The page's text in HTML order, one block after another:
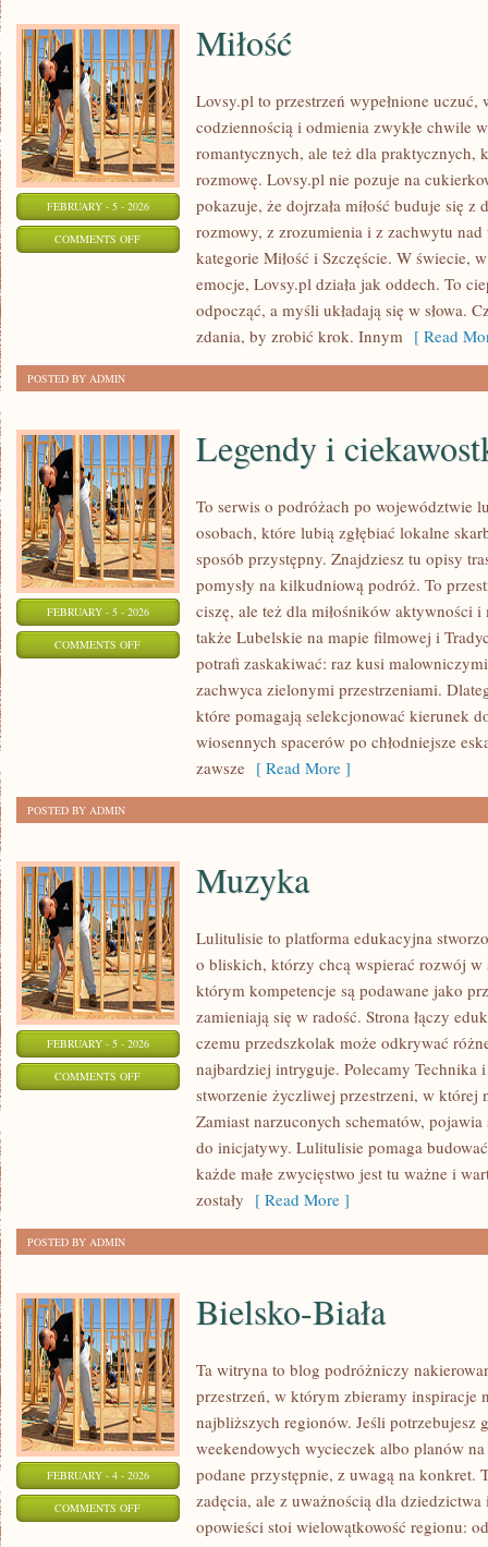
FEBRUARY - 5 - 2026
COMMENTS OFFON
Miłość
Lovsy.pl to przestrzeń wypełnione
codziennością i odmienia zwykłe chwile
romantycznych, ale też dla praktycznych,
rozmowę. Lovsy.pl nie pozuje na
pokazuje, że dojrzała miłość buduje się
rozmowy, z zrozumienia i z zachwytu
kategorie Miłość i Szczęście. W świecie,
emocje, Lovsy.pl działa jak oddech. To
odpocząć, a myśli układają się w słowa.
zdania, by zrobić krok. Innym [ Read
POSTED BY ADMIN
FEBRUARY - 5 - 2026
COMMENTS OFFON
CIEKAWOSTKI
Legendy i
To serwis o podróżach po województwie
osobach, które lubią zgłębiać lokalne
sposób przystępny. Znajdziesz tu opisy
pomysły na kilkudniową podróż. To
ciszę, ale też dla miłośników aktywności
także Lubelskie na mapie filmowej i
potrafi zaskakiwać: raz kusi
zachwyca zielonymi przestrzeniami.
które pomagają selekcjonować kierunek
wiosennych spacerów po chłodniejsze
zawsze [ Read More ]
POSTED BY ADMIN
FEBRUARY - 5 - 2026
COMMENTS OFFON
Muzyka
Lulitulisie to platforma edukacyjna
o bliskich, którzy chcą wspierać rozwój w
którym kompetencje są podawane jako
zamieniają się w radość. Strona łączy
czemu przedszkolak może odkrywać
najbardziej intryguje. Polecamy Technika
stworzenie życzliwej przestrzeni, w której
Zamiast narzuconych schematów,
do inicjatywy. Lulitulisie pomaga
każde małe zwycięstwo jest tu ważne i
zostały [ Read More ]
POSTED BY ADMIN
FEBRUARY - 4 - 2026
COMMENTS OFFON
Bielsko-Biała
Ta witryna to blog podróżniczy
przestrzeń, w którym zbieramy inspiracje
najbliższych regionów. Jeśli potrzebujesz
weekendowych wycieczek albo planów
podane przystępnie, z uwagą na konkret.
zadęcia, ale z uważnością dla
opowieści stoi wielowątkowość regionu: